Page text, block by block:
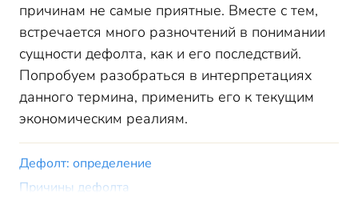
причинам не самые приятные. Вместе с тем,
встречается много разночтений в понимании
сущности дефолта, как и его последствий.
Попробуем разобраться в интерпретациях
данного термина, применить его к текущим
экономическим реалиям.
Дефолт: определение
Причины дефолта